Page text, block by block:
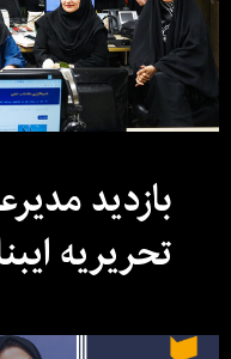
بازدید
تحریریه